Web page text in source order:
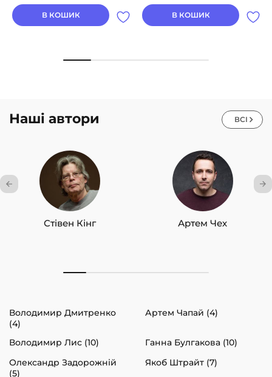
В КОШИК В КОШИК
Наші автори ВСІ
Стівен Кінг Артем Чех
Володимир Дмитренко
(4)
Артем Чапай (4)
Володимир Лис (10)
Ганна Булгакова (10)
Олександр Задорожній
(5)
Якоб Штрайт (7)